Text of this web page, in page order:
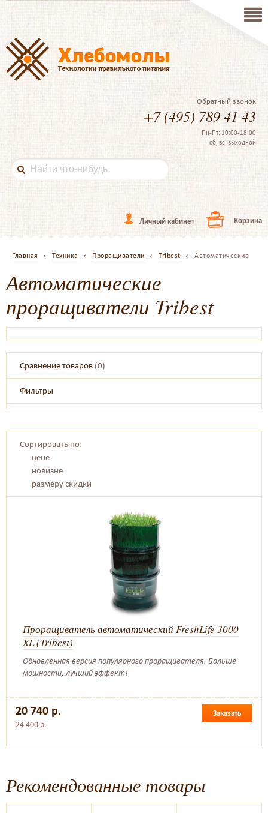
Обратный звонок
+7 (495) 789 41 43
Пн-Пт: 10:00-18:00
сб, вс: выходной
Личный кабинет Корзина
Главная Техника Проращиватели Tribest Автоматические
Автоматические
проращиватели Tribest
Сравнение товаров (0)
Фильтры
Сортировать по:
цене
новизне
размеру скидки
Проращиватель автоматический FreshLife 3000
XL (Tribest)
Обновленная версия популярного проращивателя. Больше
мощности, лучший эффект!
20 740 р.
24 400 р.
Заказать
Рекомендованные товары